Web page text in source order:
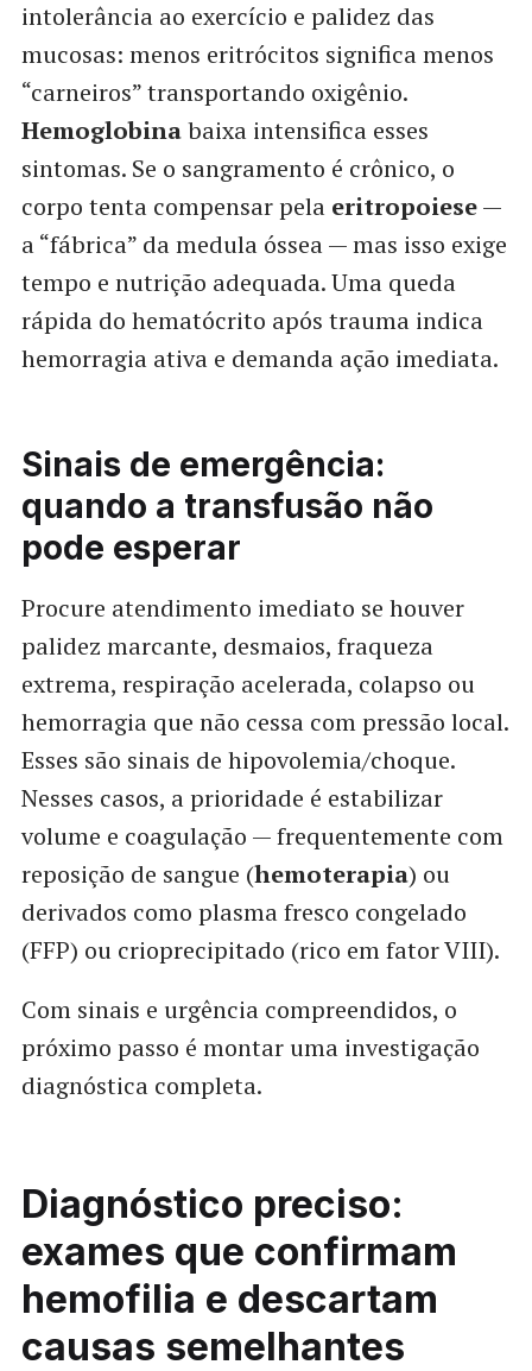
intolerância ao exercício e palidez das
mucosas: menos eritrócitos significa menos
“carneiros” transportando oxigênio.
Hemoglobinabaixa intensifica esses
sintomas. Se o sangramento é crônico, o
corpo tenta compensar pela eritropoiese—
a “fábrica” da medula óssea — mas isso exige
tempo e nutrição adequada. Uma queda
rápida do hematócrito após trauma indica
hemorragia ativa e demanda ação imediata.
Sinais de emergência:
quando a transfusão não
pode esperar
Procure atendimento imediato se houver
palidez marcante, desmaios, fraqueza
extrema, respiração acelerada, colapso ou
hemorragia que não cessa com pressão local.
Esses são sinais de hipovolemia/choque.
Nesses casos, a prioridade é estabilizar
volume e coagulação — frequentemente com
reposição de sangue (hemoterapia) ou
derivados como plasma fresco congelado
(FFP) ou crioprecipitado (rico em fator VIII).
Com sinais e urgência compreendidos, o
próximo passo é montar uma investigação
diagnóstica completa.
Diagnóstico preciso:
exames que confirmam
hemofilia e descartam
causas semelhantes